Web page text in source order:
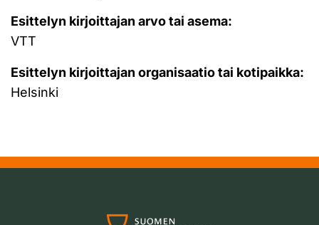
Esittelyn kirjoittajan arvo tai asema:
VTT
Esittelyn kirjoittajan organisaatio tai kotipaikka:
Helsinki